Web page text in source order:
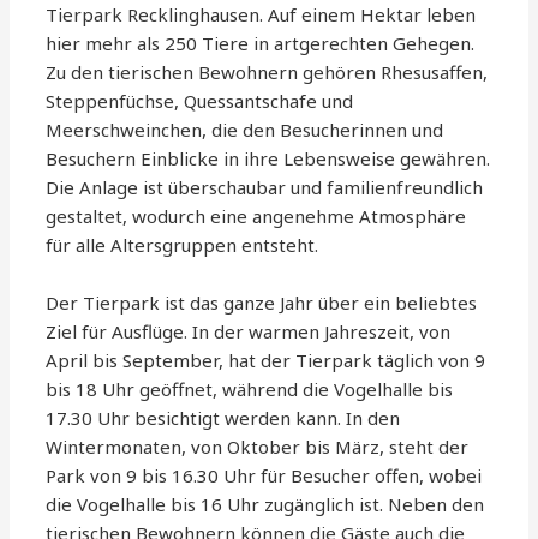
Tierpark Recklinghausen. Auf einem Hektar leben
hier mehr als 250 Tiere in artgerechten Gehegen.
Zu den tierischen Bewohnern gehören Rhesusaffen,
Steppenfüchse, Quessantschafe und
Meerschweinchen, die den Besucherinnen und
Besuchern Einblicke in ihre Lebensweise gewähren.
Die Anlage ist überschaubar und familienfreundlich
gestaltet, wodurch eine angenehme Atmosphäre
für alle Altersgruppen entsteht.
Der Tierpark ist das ganze Jahr über ein beliebtes
Ziel für Ausflüge. In der warmen Jahreszeit, von
April bis September, hat der Tierpark täglich von 9
bis 18 Uhr geöffnet, während die Vogelhalle bis
17.30 Uhr besichtigt werden kann. In den
Wintermonaten, von Oktober bis März, steht der
Park von 9 bis 16.30 Uhr für Besucher offen, wobei
die Vogelhalle bis 16 Uhr zugänglich ist. Neben den
tierischen Bewohnern können die Gäste auch die